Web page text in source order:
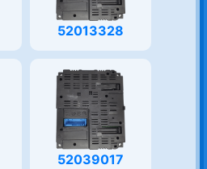
52013328
52039017